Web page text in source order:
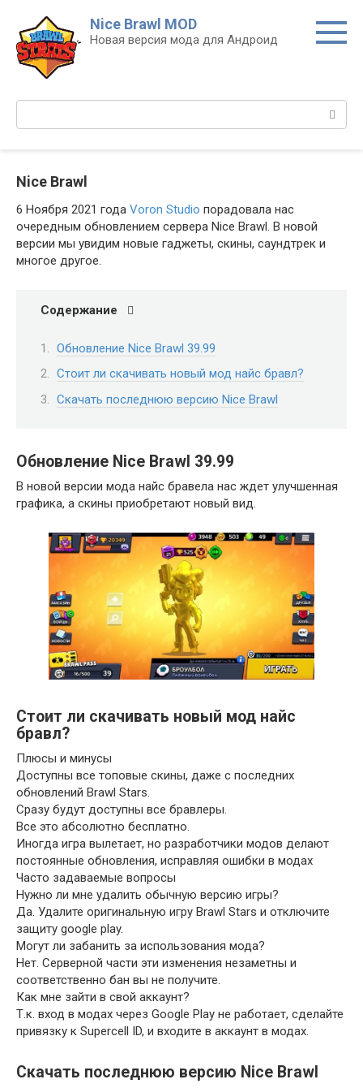
контенту
Nice Brawl MOD
Новая версия мода для Андроид
Nice Brawl
6 Ноября 2021 года Voron Studio порадовала нас
очередным обновлением сервера Nice Brawl. В новой
версии мы увидим новые гаджеты, скины, саундтрек и
многое другое.
Содержание
Обновление Nice Brawl 39.99
Стоит ли скачивать новый мод найс бравл?
Скачать последнюю версию Nice Brawl
Обновление Nice Brawl 39.99
В новой версии мода найс бравела нас ждет улучшенная
графика, а скины приобретают новый вид.
Стоит ли скачивать новый мод найс
бравл?
Плюсы и минусы
Доступны все топовые скины, даже с последних
обновлений Brawl Stars.
Сразу будут доступны все бравлеры.
Все это абсолютно бесплатно.
Иногда игра вылетает, но разработчики модов делают
постоянные обновления, исправляя ошибки в модах
Часто задаваемые вопросы
Нужно ли мне удалить обычную версию игры?
Да. Удалите оригинальную игру Brawl Stars и отключите
защиту google play.
Могут ли забанить за использования мода?
Нет. Серверной части эти изменения незаметны и
соответственно бан вы не получите.
Как мне зайти в свой аккаунт?
Т.к. вход в модах через Google Play не работает, сделайте
привязку к Supercell ID, и входите в аккаунт в модах.
Скачать последнюю версию Nice Brawl